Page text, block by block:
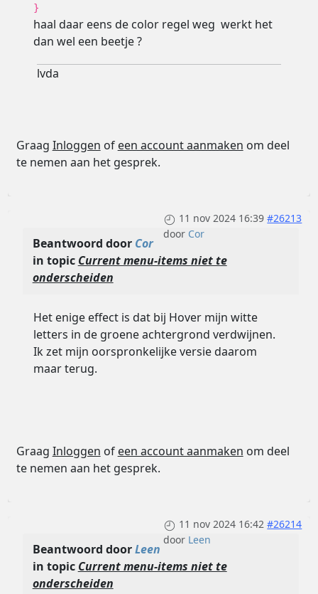
}
haal daar eens de color regel weg werkt het
dan wel een beetje ?
lvda
Graag Inloggen of een account aanmaken om deel
te nemen aan het gesprek.
11 nov 2024 16:39 #26213
door Cor
Beantwoord door Cor
in topic Current menu-items niet te
onderscheiden
Het enige effect is dat bij Hover mijn witte
letters in de groene achtergrond verdwijnen.
Ik zet mijn oorspronkelijke versie daarom
maar terug.
Graag Inloggen of een account aanmaken om deel
te nemen aan het gesprek.
11 nov 2024 16:42 #26214
door Leen
Beantwoord doorLeen
in topic Current menu-items niet te
onderscheiden